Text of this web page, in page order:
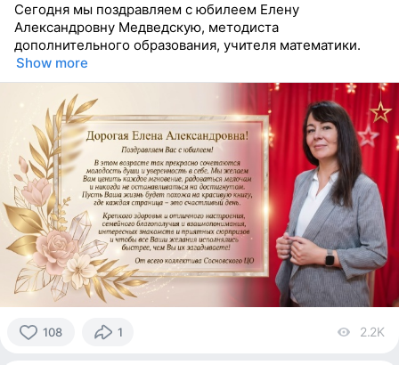
Сегодня мы поздравляем с юбилеем Елену
Александровну Медведскую, методиста
дополнительного образования, учителя математики.
Show more
108 1 2.2K